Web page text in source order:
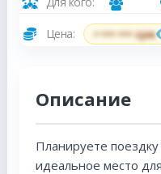
Цена: • ••• ••• сум
Описание
Планируете
идеальное место